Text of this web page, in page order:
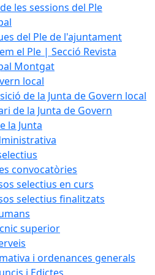
les sessions del Ple
del Ple de l'ajuntament
el Ple | Secció Revista
Montgat
local
de la Junta de Govern local
de la Junta de Govern
la Junta
convocatòries
selectius en curs
selectius finalitzats
superior
i ordenances generals